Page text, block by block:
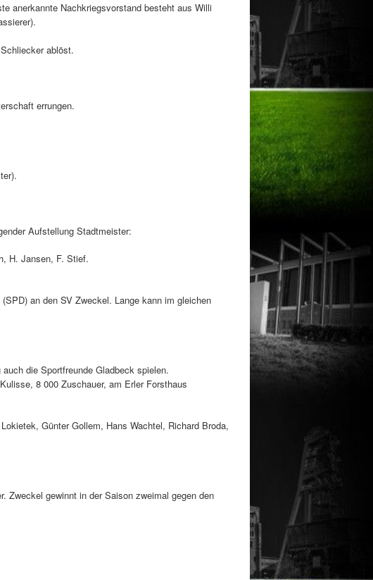
anerkannte Nachkriegsvorstand besteht aus Willi
ablöst.
errungen.
Aufstellung Stadtmeister:
H. Jansen, F. Stief.
an den SV Zweckel. Lange kann im gleichen
die Sportfreunde Gladbeck spielen.
8 000 Zuschauer, am Erler Forsthaus
Günter Gollem, Hans Wachtel, Richard Broda,
Zweckel gewinnt in der Saison zweimal gegen den